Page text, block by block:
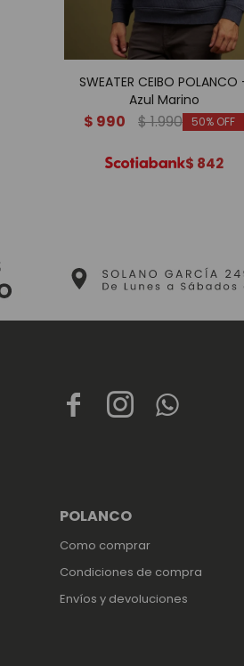
SWEATER CEIBO POLANCO
Azul Marino
$ 990 $1.990 50
$ 842
  
POLANCO
Como comprar
Condiciones de compra
Envíos y devoluciones